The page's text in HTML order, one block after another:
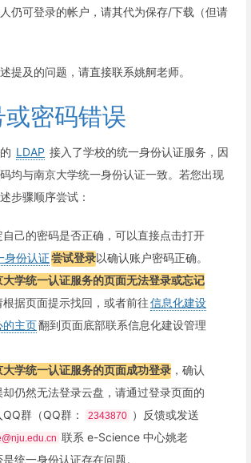
仍可登录的帐户，请其代为保存/下载（但请
提及的问题，请直接联系姚舸老师。
密码错误
LDAP 接入了学校的统一身份认证服务，因
均与南京大学统一身份认证一致。若您出现
步骤顺序尝试：
己的密码是否正确，可以直接点击打开
身份认证尝试登录以确认账户密码正确。
大学统一认证服务的页面无法登录或忘记
根据页面提示找回，或者前往信息化建设
的主页翻到页面底部联系信息化建设管理
大学统一认证服务的页面成功登录 ，确认
却仍然无法登录云盘，请通过登录页面的
群（QQ群：
2343870
）反馈或发送
联系 e-Science 中心姚老
统一身份认证存在问题。